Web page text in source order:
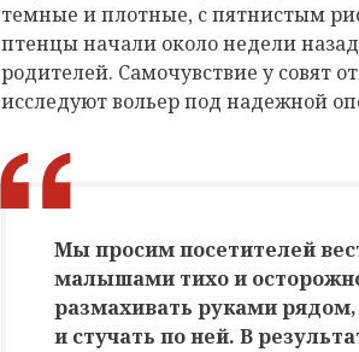
темные и плотные, с пятнистым
птенцы начали около недели
родителей. Самочувствие у совят
исследуют вольер под надежной
Мы просим посетителей
малышами тихо и
размахивать руками
и стучать по ней. В